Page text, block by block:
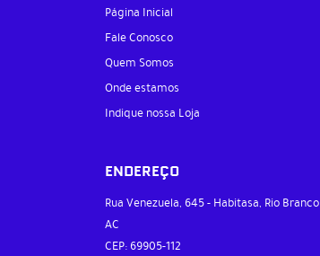
Página Inicial
Fale Conosco
Quem Somos
Onde estamos
Indique nossa Loja
ENDEREÇO
Rua Venezuela, 645- Habitasa, Rio Branco
AC
CEP: 69905-112